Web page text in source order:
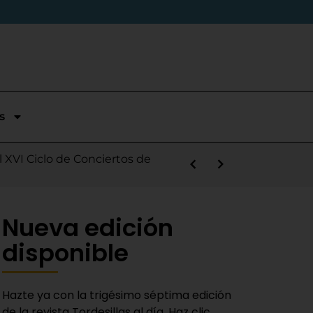
temporada en Segunda
Nieves
Ciclo de Conciertos de
sábado
la salida de Víctor Alonso
Fiestas del Novillo
Bravas y logra un puesto
adaptado a la actualidad»
Nueva edición
disponible
Hazte ya con la trigésimo séptima edición